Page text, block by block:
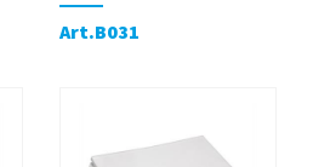
Art.B031